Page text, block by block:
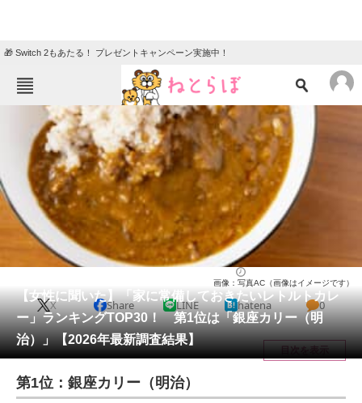
🎁 Switch 2もあたる！ プレゼントキャンペーン実施中！
ねとらぼメニュー
ニュース
エンタメ クイズ
グルメ 地域
住まい 教育・育児
リサーチ
会員記事
メディア
注目記事を集めた総合ページ
ITの今と未来を見通す
【女性に聞いた】「家に常備しておきたいレトルトカレ
ー」ランキングTOP30！ 第1位は「銀座カリー（明
治）」【2026年最新調査結果】
画像：写真AC（画像はイメージです）
X Share LINE hatena 0
目次を表示
第1位：銀座カリー（明治）